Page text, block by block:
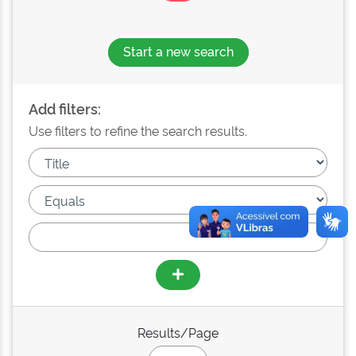
Start a new search
Add filters:
Use filters to refine the search results.
Results/Page